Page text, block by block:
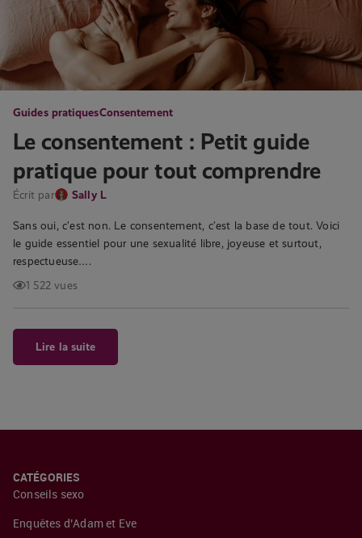
Guides pratiquesConsentement
Le consentement : Petit guide
pratique pour tout comprendre
Écrit par Sally L
Sans oui, c’est non. Le consentement, c’est la base de tout. Voici
le guide essentiel pour une sexualité libre, joyeuse et surtout,
respectueuse….
1 522 vues
Lire la suite
CATÉGORIES
Conseils sexo
Enquêtes d’Adam et Eve